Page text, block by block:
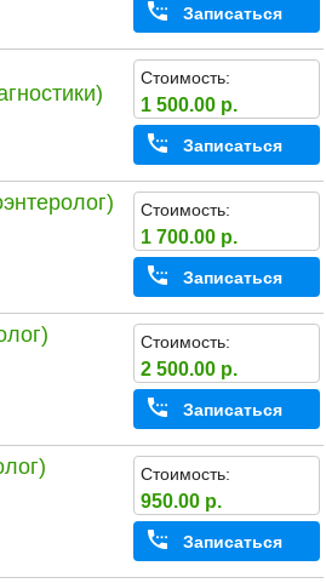
Записаться
Стоимость:
1 500.00 р.
Записаться
Стоимость:
1 700.00 р.
Записаться
Стоимость:
2 500.00 р.
Записаться
Стоимость:
950.00 р.
Записаться